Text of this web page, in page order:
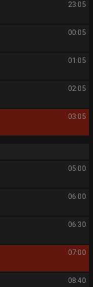
23:05
00:05
01:05
02:05
03:05
05:00
06:00
06:30
07:00
08:40